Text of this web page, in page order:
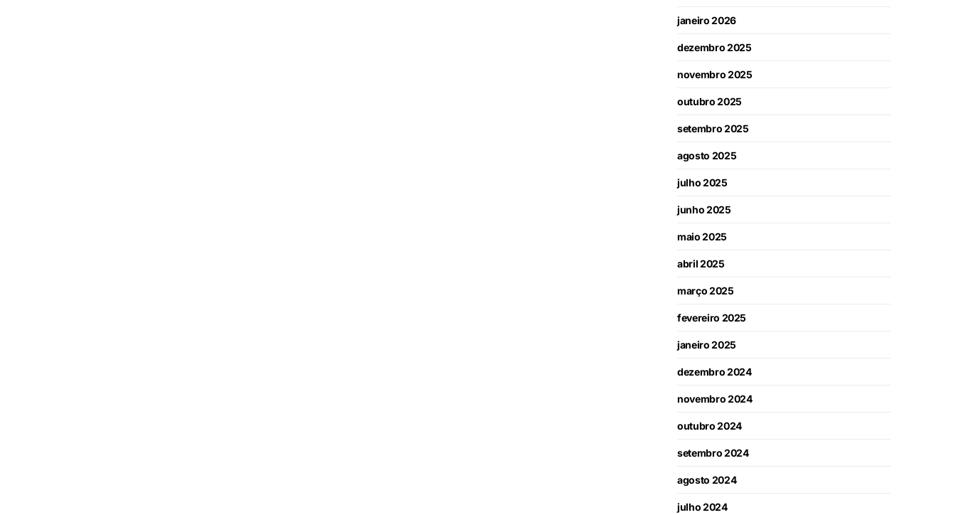
janeiro 2026
dezembro 2025
novembro 2025
outubro 2025
setembro 2025
agosto 2025
julho 2025
junho 2025
maio 2025
abril 2025
março 2025
fevereiro 2025
janeiro 2025
dezembro 2024
novembro 2024
outubro 2024
setembro 2024
agosto 2024
julho 2024